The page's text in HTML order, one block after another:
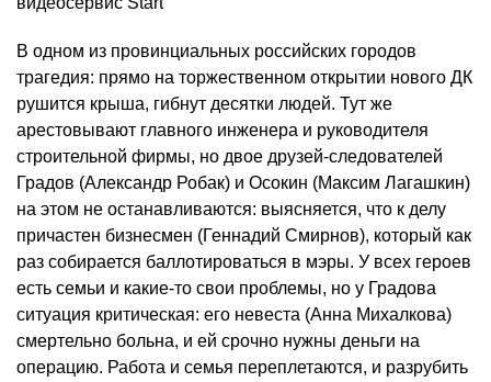
В одном из провинциальных российских городов
трагедия: прямо на торжественном открытии нового ДК
рушится крыша, гибнут десятки людей. Тут же
арестовывают главного инженера и руководителя
строительной фирмы, но двое друзей-следователей
Градов (Александр Робак) и Осокин (Максим Лагашкин)
на этом не останавливаются: выясняется, что к делу
причастен бизнесмен (Геннадий Смирнов), который как
раз собирается баллотироваться в мэры. У всех героев
есть семьи и какие-то свои проблемы, но у Градова
ситуация критическая: его невеста (Анна Михалкова)
смертельно больна, и ей срочно нужны деньги на
операцию. Работа и семья переплетаются, и разрубить